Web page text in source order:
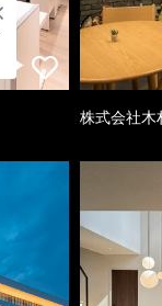
株式会社木